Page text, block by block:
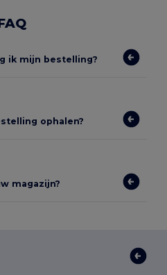
ik mijn bestelling?
ophalen?
magazijn?